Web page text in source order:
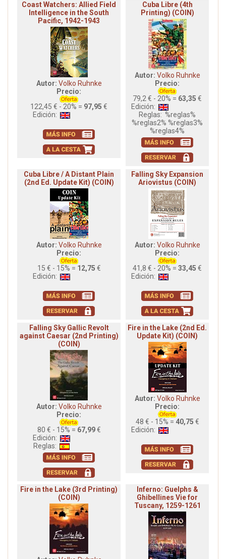
Coast Watchers: Allied Field
Intelligence in the South
Pacific, 1942-1943
Autor: Volko Ruhnke
Precio:
122,45 € - 20% = 97,95 €
Edición:
Cuba Libre (4th
Printing) (COIN)
Autor: Volko Ruhnke
Precio:
79,2 € - 20% = 63,35 €
Edición:
Reglas: %reglas%
%reglas2% %reglas3%
%reglas4%
Cuba Libre / A Distant Plain
(2nd Ed. Update Kit) (COIN)
Autor: Volko Ruhnke
Precio:
15 € - 15% = 12,75 €
Edición:
Falling Sky Expansion
Ariovistus (COIN)
Autor: Volko Ruhnke
Precio:
41,8 € - 20% = 33,45 €
Edición:
Falling Sky Gallic Revolt
against Caesar (2nd Printing)
(COIN)
Autor: Volko Ruhnke
Precio:
80 € - 15% = 67,99€
Edición:
Reglas:
Fire in the Lake (2nd Ed.
Update Kit) (COIN)
Autor: Volko Ruhnke
Precio:
48 € - 15% = 40,75 €
Edición:
Fire in the Lake (3rd Printing)
(COIN)
Inferno: Guelphs &
Ghibellines Vie for
Tuscany, 1259-1261